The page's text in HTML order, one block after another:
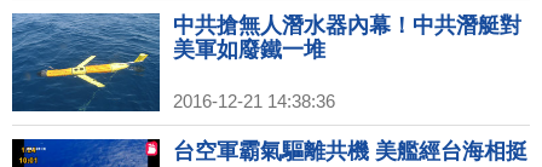
中共搶無人潛水器內幕！中共潛艇對
美軍如廢鐵一堆
2016-12-21 14:38:36
台空軍霸氣驅離共機 美艦經台海相挺